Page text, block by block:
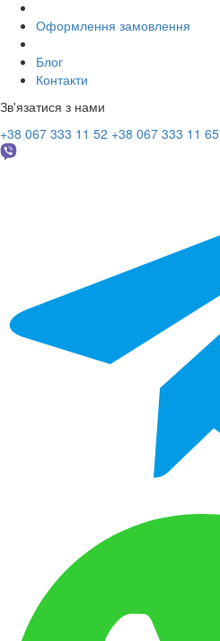
Оформлення замовлення
Блог
Контакти
Зв'язатися з нами
+38 067 333 11 52 +38 067 333 11 65